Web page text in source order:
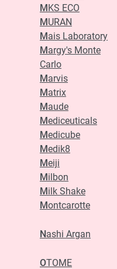
MKS ECO
MURAN
Mais Laboratory
Margy's Monte
Carlo
Marvis
Matrix
Maude
Mediceuticals
Medicube
Medik8
Meiji
Milbon
Milk Shake
Montcarotte
Nashi Argan
OTOME